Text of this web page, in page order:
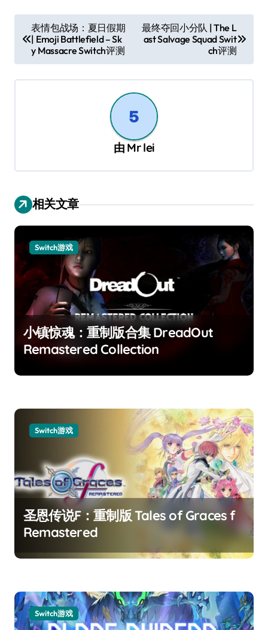
章
导
航
表情包战场：夏日假期
| Emoji Battlefield – Sk
y Massacre Switch评测
最终夺回小分队 | The L
ast Salvage Squad Swit
ch评测
由 Mr lei
相关文章
Switch游戏
小镇惊魂：重制版合集 DreadOut
Remastered Collection
Switch游戏
圣恩传说F：重制版 Tales of Graces f
Remastered
Switch游戏